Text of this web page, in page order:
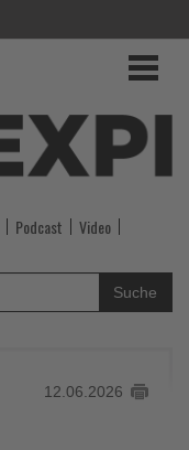
Podcast
Video
Suche
12.06.2026